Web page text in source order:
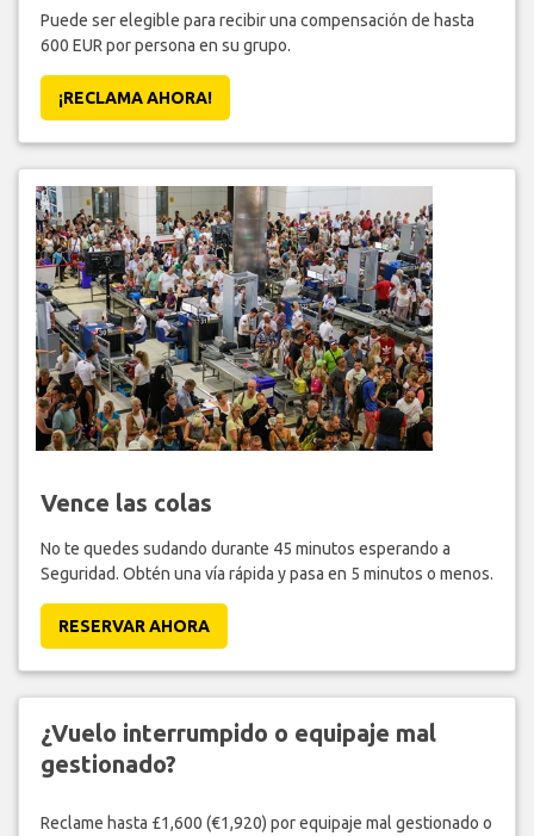
Puede ser elegible para recibir una compensación de hasta
600 EUR por persona en su grupo.
¡RECLAMA AHORA!
Vence las colas
No te quedes sudando durante 45 minutos esperando a
Seguridad. Obtén una vía rápida y pasa en 5 minutos o menos.
RESERVAR AHORA
¿Vuelo interrumpido o equipaje mal
gestionado?
Reclame hasta £1,600 (€1,920) por equipaje mal gestionado o